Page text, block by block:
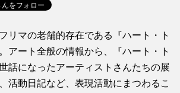
リマの老舗的存在である『ハート・ト
アート全般の情報から、『ハート・ト
話になったアーティストさんたちの展
活動日記など、表現活動にまつわるこ